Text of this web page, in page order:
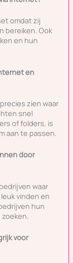
omdat zij
bereiken. Ook
en hun
en
zien waar
snel
of folders, is
aan te passen.
door
waar
vinden en
hun
voor